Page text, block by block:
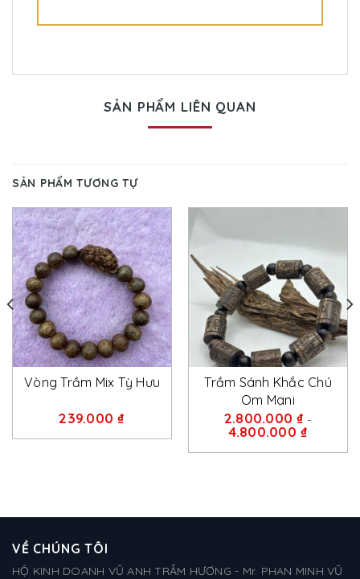
SẢN PHẨM LIÊN QUAN
SẢN PHẨM TƯƠNG TỰ
Vòng Trầm Mix Tỳ Hưu
239.000₫
Trầm Sánh Khắc Chú
Om Mani
2.800.000₫ –
4.800.000₫
VỀ CHÚNG TÔI
HỘ KINH DOANH VŨ ANH TRẦM HƯƠNG - Mr. PHAN MINH VŨ